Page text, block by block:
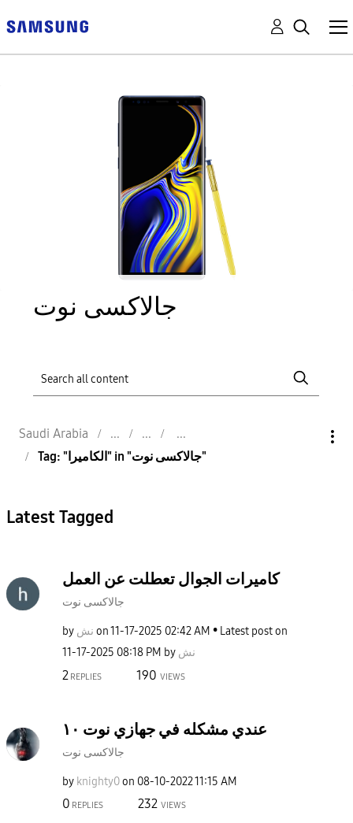
جالاكسى نوت
Saudi Arabia
Tag: "الكاميرا" in "جالاكسى نوت"
Latest Tagged
كاميرات الجوال تعطلت عن العمل
جالاكسى نوت
by نش on‎11-17-2025 02:42 AM
Latest post on
‎11-17-2025 08:18 PM by نش
2 REPLIES 190 VIEWS
عندي مشكله في جهازي نوت ١٠
جالاكسى نوت
by knighty0on ‎08-10-202211:15 AM
0 REPLIES 232 VIEWS